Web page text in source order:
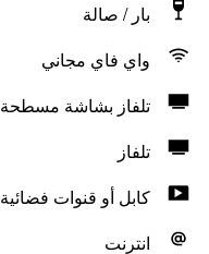
بار / صالة
واي فاي مجاني
تلفاز بشاشة مسطحة
تلفاز
كابل أو قنوات فضائية
انترنت